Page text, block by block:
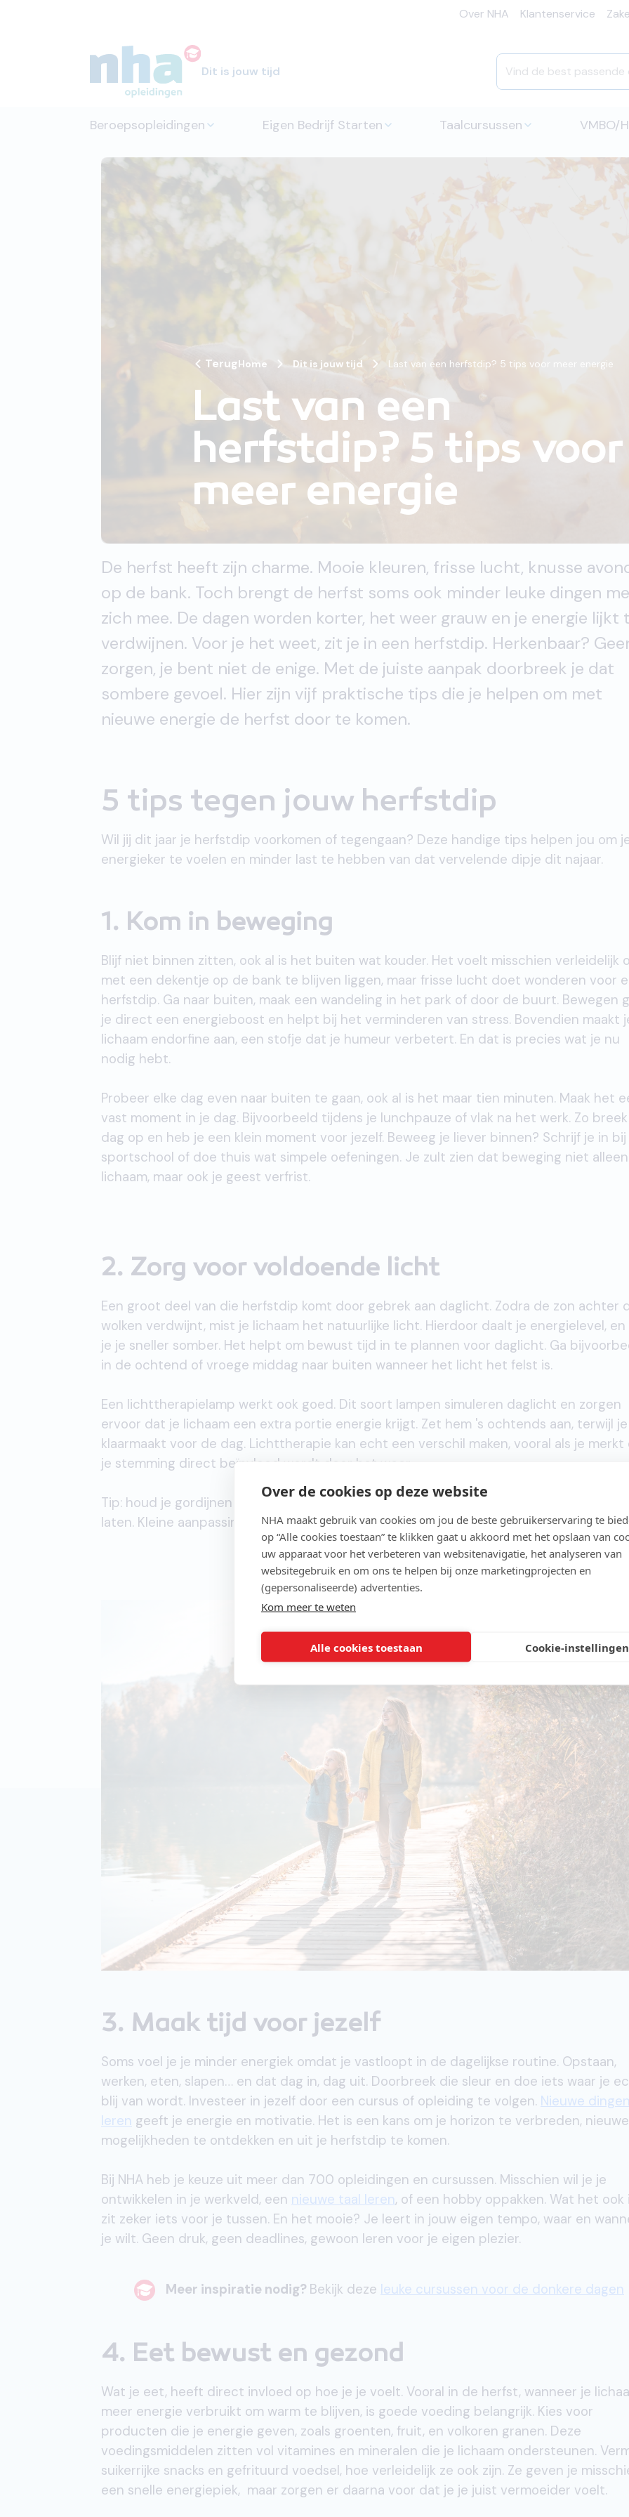
Over de cookies op deze website
NHA maakt gebruik van cookies om jou de beste gebruikerservaring te
op “Alle cookies toestaan” te klikken gaat u akkoord met het opslaan van
uw apparaat voor het verbeteren van websitenavigatie, het analyseren van
websitegebruik en om ons te helpen bij onze marketingprojecten en
(gepersonaliseerde) advertenties.
Kom meer te weten
Alle cookies toestaan Cookie-instellingen
Over NHA Klantenservice
Dit is jouw tijd
Beroepsopleidingen Eigen Bedrijf Starten Taalcursussen VMBO/
TerugHome Dit is jouw tijd Last van een herfstdip? 5 tips voor meer energie
Last van een
herfstdip? 5 tips voor
meer energie
De herfst heeft zijn charme. Mooie kleuren, frisse lucht, knusse
op de bank. Toch brengt de herfst soms ook minder leuke dingen
zich mee. De dagen worden korter, het weer grauw en je energie lijkt
verdwijnen. Voor je het weet, zit je in een herfstdip. Herkenbaar?
zorgen, je bent niet de enige. Met de juiste aanpak doorbreek je dat
sombere gevoel. Hier zijn vijf praktische tips die je helpen om met
nieuwe energie de herfst door te komen.
5 tips tegen jouw herfstdip
Wil jij dit jaar je herfstdip voorkomen of tegengaan? Deze handige tips helpen jou om
energieker te voelen en minder last te hebben van dat vervelende dipje dit najaar.
1. Kom in beweging
Blijf niet binnen zitten, ook al is het buiten wat kouder. Het voelt misschien verleidelijk
met een dekentje op de bank te blijven liggen, maar frisse lucht doet wonderen voor
herfstdip. Ga naar buiten, maak een wandeling in het park of door de buurt. Bewegen
je direct een energieboost en helpt bij het verminderen van stress. Bovendien maakt
lichaam endorfine aan, een stofje dat je humeur verbetert. En dat is precies wat je nu
nodig hebt.
Probeer elke dag even naar buiten te gaan, ook al is het maar tien minuten. Maak het
vast moment in je dag. Bijvoorbeeld tijdens je lunchpauze of vlak na het werk. Zo
dag op en heb je een klein moment voor jezelf. Beweeg je liever binnen? Schrijf je in
sportschool of doe thuis wat simpele oefeningen. Je zult zien dat beweging niet
lichaam, maar ook je geest verfrist.
2. Zorg voor voldoende licht
Een groot deel van die herfstdip komt door gebrek aan daglicht. Zodra de zon achter
wolken verdwijnt, mist je lichaam het natuurlijke licht. Hierdoor daalt je energielevel, en
je je sneller somber. Het helpt om bewust tijd in te plannen voor daglicht. Ga
in de ochtend of vroege middag naar buiten wanneer het licht het felst is.
Een lichttherapielamp werkt ook goed. Dit soort lampen simuleren daglicht en zorgen
ervoor dat je lichaam een extra portie energie krijgt. Zet hem 's ochtends aan, terwijl
klaarmaakt voor de dag. Lichttherapie kan echt een verschil maken, vooral als je
je stemming direct beïnvloed wordt door het weer.
Tip: houd je gordijnen overdag open en probeer zoveel mogelijk natuurlijk licht binnen
laten. Kleine aanpassingen maken vaak al een groot verschil.
3. Maak tijd voor jezelf
Soms voel je je minder energiek omdat je vastloopt in de dagelijkse routine. Opstaan,
werken, eten, slapen… en dat dag in, dag uit. Doorbreek die sleur en doe iets waar je
blij van wordt. Investeer in jezelf door een cursus of opleiding te volgen. Nieuwe
leren geeft je energie en motivatie. Het is een kans om je horizon te verbreden, nieuwe
mogelijkheden te ontdekken en uit je herfstdip te komen.
Bij NHA heb je keuze uit meer dan 700 opleidingen en cursussen. Misschien wil je je
ontwikkelen in je werkveld, een nieuwe taal leren, of een hobby oppakken. Wat het ook
zit zeker iets voor je tussen. En het mooie? Je leert in jouw eigen tempo, waar en
je wilt. Geen druk, geen deadlines, gewoon leren voor je eigen plezier.
Meer inspiratie nodig? Bekijk deze leuke cursussen voor de donkere dagen
4. Eet bewust en gezond
Wat je eet, heeft direct invloed op hoe je je voelt. Vooral in de herfst, wanneer je
meer energie verbruikt om warm te blijven, is goede voeding belangrijk. Kies voor
producten die je energie geven, zoals groenten, fruit, en volkoren granen. Deze
voedingsmiddelen zitten vol vitamines en mineralen die je lichaam ondersteunen.
suikerrijke snacks en gefrituurd voedsel, hoe verleidelijk ze ook zijn. Ze geven je
een snelle energiepiek, maar zorgen er daarna voor dat je je juist vermoeider voelt.